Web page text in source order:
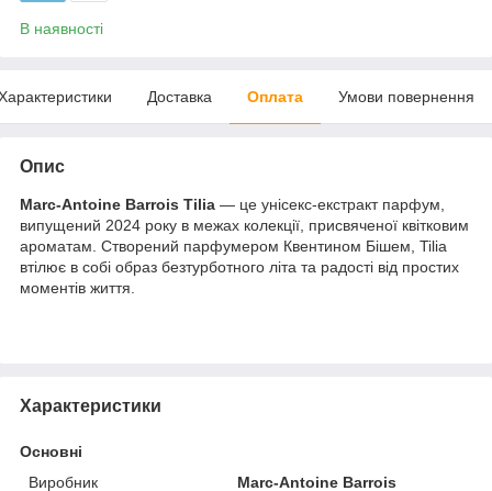
В наявності
Доставка Оплата Умови повернення
Опис
Marc-Antoine Barrois Tilia — це унісекс-екстракт парфум,
випущений 2024 року в межах колекції, присвяченої квітковим
ароматам. Створений парфумером Квентином Бішем, Tilia
втілює в собі образ безтурботного літа та радості від простих
моментів життя.
Характеристики
Основні
Виробник
Marc-Antoine Barrois